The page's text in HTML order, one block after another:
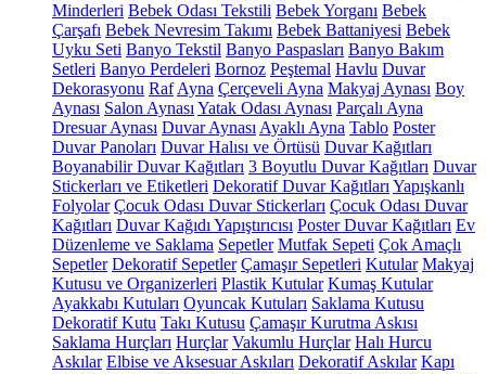
Minderleri Bebek Odası Tekstili Bebek Yorganı Bebek
Çarşafı Bebek Nevresim Takımı Bebek Battaniyesi Bebek
Uyku Seti Banyo Tekstil Banyo Paspasları Banyo Bakım
Setleri Banyo Perdeleri Bornoz Peştemal Havlu Duvar
Dekorasyonu Raf Ayna Çerçeveli Ayna Makyaj Aynası Boy
Aynası Salon Aynası Yatak Odası Aynası Parçalı Ayna
Dresuar Aynası Duvar Aynası Ayaklı Ayna Tablo Poster
Duvar Panoları Duvar Halısı ve Örtüsü Duvar Kağıtları
Boyanabilir Duvar Kağıtları 3 Boyutlu Duvar Kağıtları Duvar
Stickerları ve Etiketleri Dekoratif Duvar Kağıtları Yapışkanlı
Folyolar Çocuk Odası Duvar Stickerları Çocuk Odası Duvar
Kağıtları Duvar Kağıdı Yapıştırıcısı Poster Duvar Kağıtları Ev
Düzenleme ve Saklama Sepetler Mutfak Sepeti Çok Amaçlı
Sepetler Dekoratif Sepetler Çamaşır Sepetleri Kutular Makyaj
Kutusu ve Organizerleri Plastik Kutular Kumaş Kutular
Ayakkabı Kutuları Oyuncak Kutuları Saklama Kutusu
Dekoratif Kutu Takı Kutusu Çamaşır Kurutma Askısı
Saklama Hurçları Hurçlar Vakumlu Hurçlar Halı Hurcu
Askılar Elbise ve Aksesuar Askıları Dekoratif Askılar Kapı